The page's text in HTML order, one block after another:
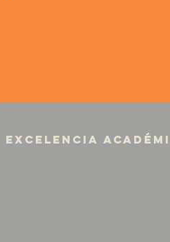
EXCELENCIA